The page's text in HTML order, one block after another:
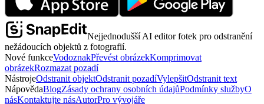
Nejjednodušší AI editor fotek pro odstranění
nežádoucích objektů z fotografií.
Nové funkceVodoznakPřevést obrázekKomprimovat
obrázekRozmazat pozadí
NástrojeOdstranit objektOdstranit pozadíVylepšitOdstranit text
NápovědaBlogZásady ochrany osobních údajůPodmínky službyO
násKontaktujte násAutorPro vývojáře